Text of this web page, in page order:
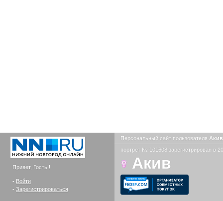
Привет, Гость !
- Войти
- Зарегистрироваться
Персональный сайт пользователя
портрет № 101608 зарегистрирован в
Акив